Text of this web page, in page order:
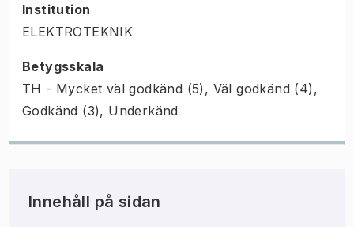
Institution
ELEKTROTEKNIK
Betygsskala
TH - Mycket väl godkänd (5), Väl godkänd (4),
Godkänd (3), Underkänd
Innehåll på sidan